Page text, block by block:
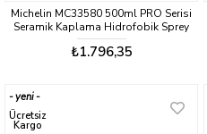
Michelin MC33580 500ml PRO Serisi
Seramik Kaplama Hidrofobik Sprey
Cila
₺1.796,35
yeni
ürün
Ücretsiz
Kargo